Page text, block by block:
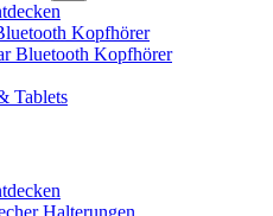
Kopfhörer
Bluetooth Kopfhörer
Tablets
Halterungen